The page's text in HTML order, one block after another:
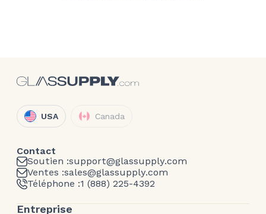
USA Canada
Contact
Soutien :support@glassupply.com
Ventes :sales@glassupply.com
Téléphone :1 (888) 225-4392
Entreprise